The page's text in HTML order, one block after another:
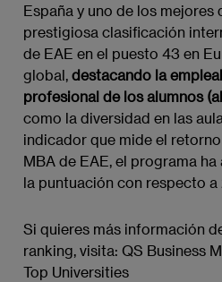
España y uno de los mejores
prestigiosa clasificación
de EAE en el puesto 43 en
global, destacando la
profesional de los alumnos
como la diversidad en las
indicador que mide el
MBA de EAE, el programa ha
la puntuación con respecto
Si quieres más información
ranking, visita: QS Business
Top Universities